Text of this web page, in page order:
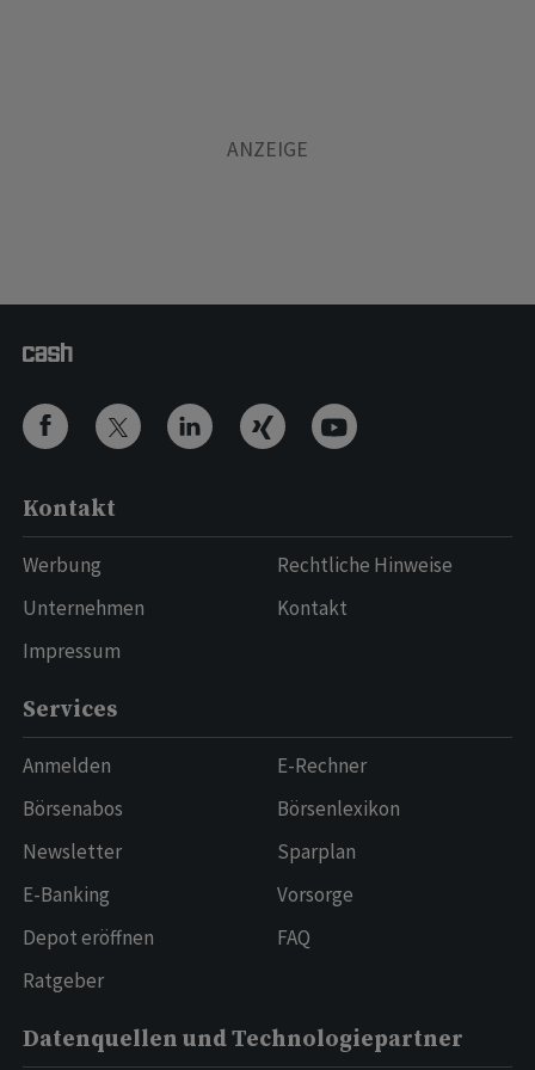
Kontakt
Werbung
Unternehmen
Impressum
Rechtliche Hinweise
Kontakt
Services
Anmelden
Börsenabos
Newsletter
E-Banking
Depot eröffnen
Ratgeber
E-Rechner
Börsenlexikon
Sparplan
Vorsorge
FAQ
Datenquellen und Technologiepartner